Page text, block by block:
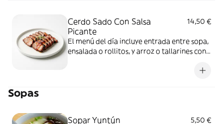
Cerdo Sado Con Salsa
Picante
14,50 €
El menú del día incluye entrada entre sopa,
ensalada o rollitos, y arroz o tallarines con
Sopas
Sopar Yuntún
5,50 €